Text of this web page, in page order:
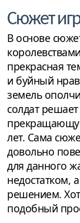
Сюжет
В основе
прекрасная
и буйный нрав
земель
солдат
лет. Сама
довольно
для данного
недостатком,
решением.
подобный